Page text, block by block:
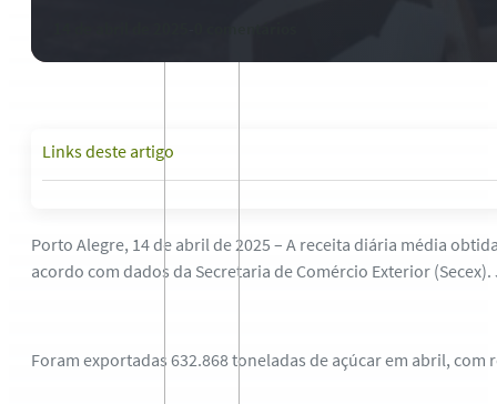
Links deste artigo
Porto Alegre, 14 de abril de 2025 – A receita diária média
acordo com dados da Secretaria de Comércio Exterior
Foram exportadas 632.868 toneladas de açúcar em abril, com